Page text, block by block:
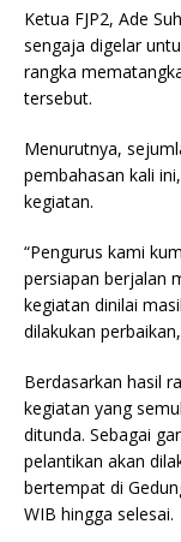
Ketua FJP2, Ade
sengaja digelar
rangka
tersebut.
Menurutnya,
pembahasan kali
kegiatan.
“Pengurus kami
persiapan berjalan
kegiatan dinilai
dilakukan
Berdasarkan hasil
kegiatan yang
ditunda. Sebagai
pelantikan akan
bertempat di
WIB hingga selesai.